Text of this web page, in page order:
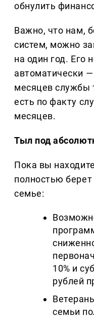
обнулить
Важно, что нам,
систем, можно
на один год. Его
автоматически
месяцев службы
есть по факту
месяцев.
Тыл под
Пока вы
полностью
семье:
10% и
рублей
семьи